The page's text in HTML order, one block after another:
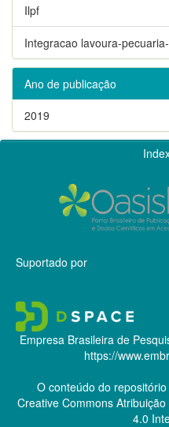
Ilpf
Integracao lavoura-
Ano de publicação
2019
Suportado por
Empresa Brasileira de
https://
O conteúdo do
Creative CommonsAtribuição
4.0